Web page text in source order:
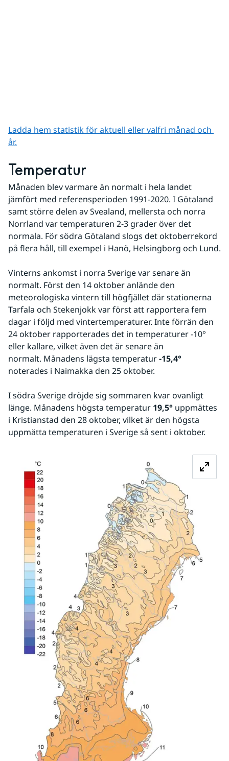
Ladda hem statistik för aktuell eller valfri månad och
år.
Temperatur
Månaden blev varmare än normalt i hela landet
jämfört med referensperioden 1991-2020. I Götaland
samt större delen av Svealand, mellersta och norra
Norrland var temperaturen 2-3 grader över det
normala. För södra Götaland slogs det oktoberrekord
på flera håll, till exempel i Hanö, Helsingborg och Lund.
Vinterns ankomst i norra Sverige var senare än
normalt. Först den 14 oktober anlände den
meteorologiska vintern till högfjället där stationerna
Tarfala och Stekenjokk var först att rapportera fem
dagar i följd med vintertemperaturer. Inte förrän den
24 oktober rapporterades det in temperaturer -10°
eller kallare, vilket även det är senare än
normalt. Månadens lägsta temperatur -15,4°
noterades i Naimakka den 25 oktober.
I södra Sverige dröjde sig sommaren kvar ovanligt
länge. Månadens högsta temperatur 19,5° uppmättes
i Kristianstad den 28 oktober, vilket är den högsta
uppmätta temperaturen i Sverige så sent i oktober.